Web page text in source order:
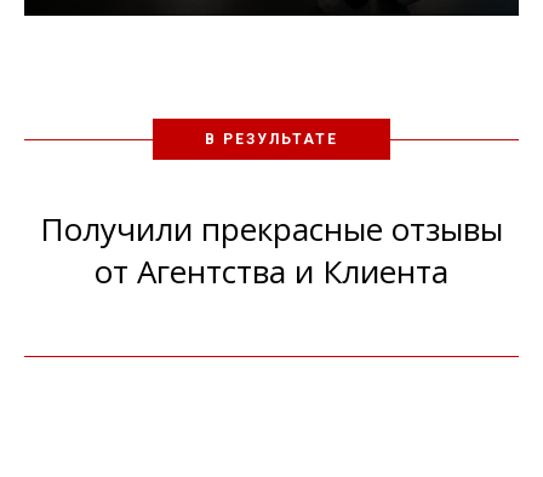
В РЕЗУЛЬТАТЕ
Получили прекрасные отзывы
от Агентства и Клиента